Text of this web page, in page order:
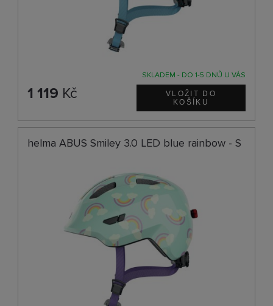
SKLADEM - DO 1-5 DNŮ U VÁS
1 119 Kč
helma ABUS Smiley 3.0 LED blue rainbow - S